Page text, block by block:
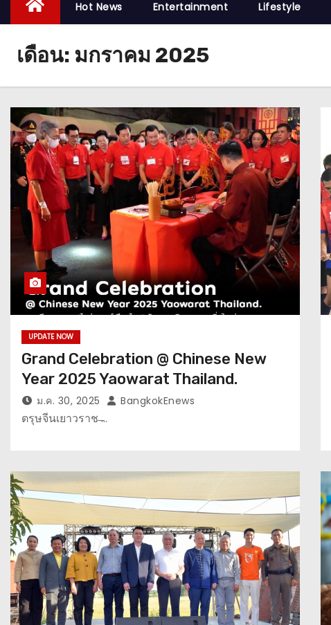
Hot News Entertainment Lifestyle
เดือน: มกราคม 2025
UPDATE NOW
Grand Celebration @ Chinese New
Year 2025 Yaowarat Thailand.
ม.ค. 30, 2025 BangkokEnews
ตรุษจีนเยาวราช ̶…